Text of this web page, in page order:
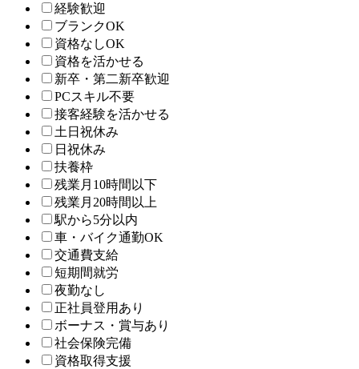
経験歓迎
ブランクOK
資格なしOK
資格を活かせる
新卒・第二新卒歓迎
PCスキル不要
接客経験を活かせる
土日祝休み
日祝休み
扶養枠
残業月10時間以下
残業月20時間以上
駅から5分以内
車・バイク通勤OK
交通費支給
短期間就労
夜勤なし
正社員登用あり
ボーナス・賞与あり
社会保険完備
資格取得支援